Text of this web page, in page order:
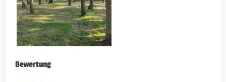
Bewertung